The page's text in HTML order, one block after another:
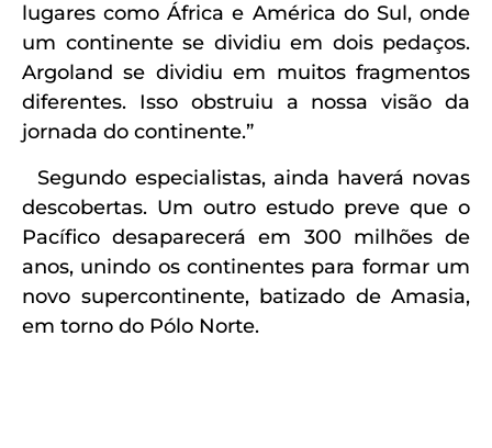
lugares como África e América do Sul, onde
um continente se dividiu em dois pedaços.
Argoland se dividiu em muitos fragmentos
diferentes. Isso obstruiu a nossa visão da
jornada do continente.”
Segundo especialistas, ainda haverá novas
descobertas. Um outro estudo preve que o
Pacífico desaparecerá em 300 milhões de
anos, unindo os continentes para formar um
novo supercontinente, batizado de Amasia,
em torno do Pólo Norte.